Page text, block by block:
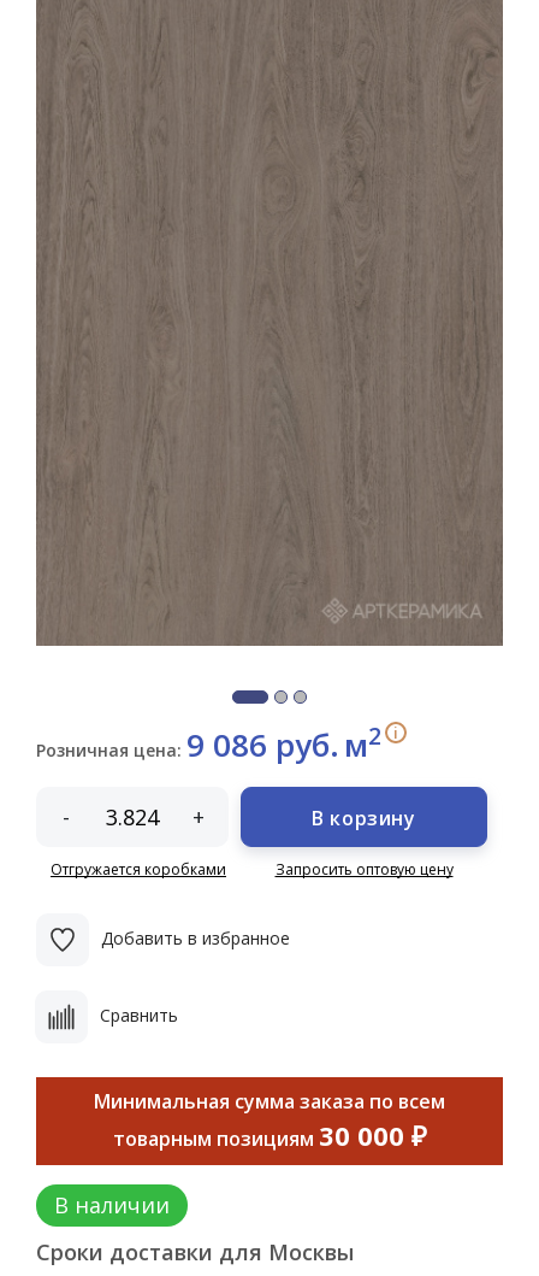
Розничная цена: 9 086 руб. м2 i
- +
Отгружается коробками
В корзину
Запросить оптовую цену
Добавить в избранное
Сравнить
Минимальная сумма заказа по всем
товарным позициям 30 000 ₽
В наличии
Сроки доставки для Москвы